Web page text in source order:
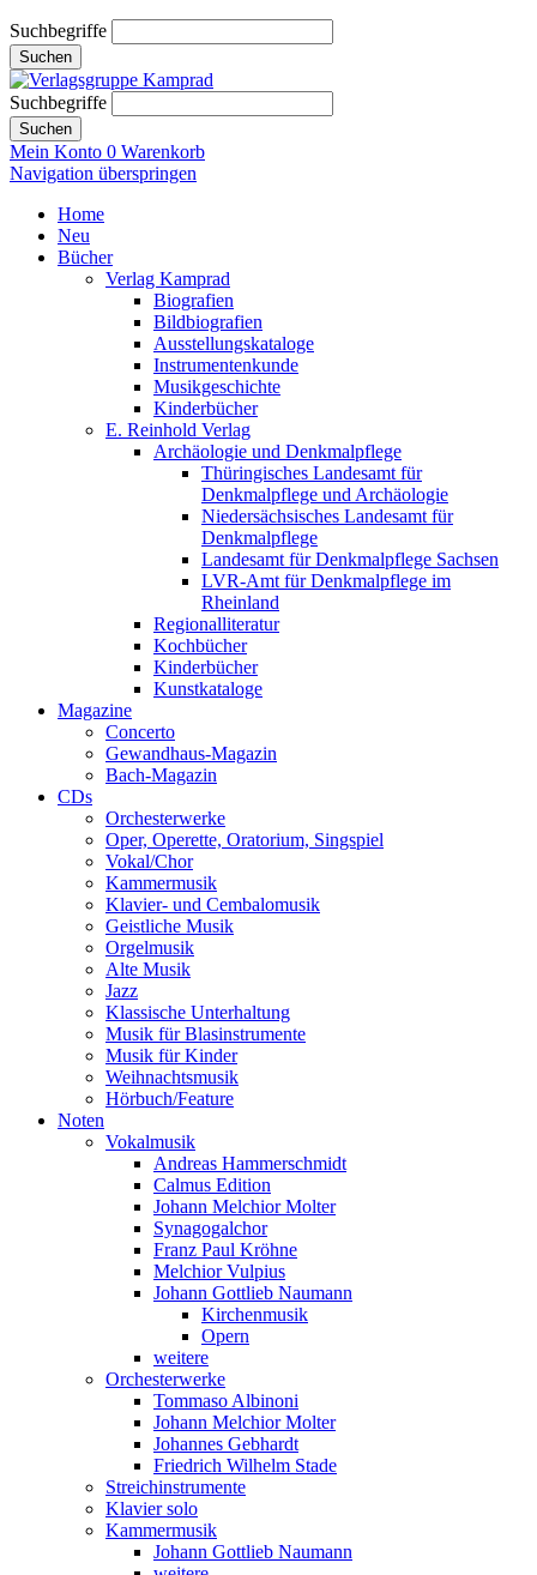
Suchbegriffe
Suchen
Suchbegriffe
Suchen
Mein Konto 0 Warenkorb
Navigation überspringen
Home
Neu
Bücher
Verlag Kamprad
Biografien
Bildbiografien
Ausstellungskataloge
Instrumentenkunde
Musikgeschichte
Kinderbücher
E. Reinhold Verlag
Archäologie und Denkmalpflege
Thüringisches Landesamt für
Denkmalpflege und Archäologie
Niedersächsisches Landesamt für
Denkmalpflege
Landesamt für Denkmalpflege Sachsen
LVR-Amt für Denkmalpflege im
Rheinland
Regionalliteratur
Kochbücher
Kinderbücher
Kunstkataloge
Magazine
Concerto
Gewandhaus-Magazin
Bach-Magazin
CDs
Orchesterwerke
Oper, Operette, Oratorium, Singspiel
Vokal/Chor
Kammermusik
Klavier- und Cembalomusik
Geistliche Musik
Orgelmusik
Alte Musik
Jazz
Klassische Unterhaltung
Musik für Blasinstrumente
Musik für Kinder
Weihnachtsmusik
Hörbuch/Feature
Noten
Vokalmusik
Andreas Hammerschmidt
Calmus Edition
Johann Melchior Molter
Synagogalchor
Franz Paul Kröhne
Melchior Vulpius
Johann Gottlieb Naumann
Kirchenmusik
Opern
weitere
Orchesterwerke
Tommaso Albinoni
Johann Melchior Molter
Johannes Gebhardt
Friedrich Wilhelm Stade
Streichinstrumente
Klavier solo
Kammermusik
Johann Gottlieb Naumann